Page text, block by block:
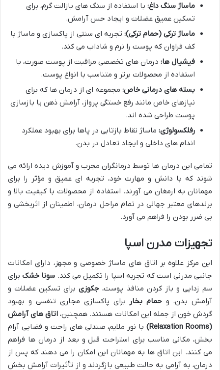
ماساژ سنگ داغ: با استفاده از سنگ های بازالت گرم، برای
تسکین عمیق عضلات و ایجاد حس آرامش.
ماساژ ترکی (حمام ترکی): تجربه ای سنتی از پاکسازی و ماساژ با
کف فراوان که پوست را نرم و شاداب می کند.
فیشیال ها: درمان های تخصصی مراقبت از پوست صورت، با
استفاده از محصولات برتر و متناسب با انواع پوست.
بسته های درمانی خاص: مجموعه ای از درمان ها که برای
نیازهای خاص مانند رفع خستگی پرواز، آرامش ذهن یا بازسازی
پوست طراحی شده اند.
رفلکسولوژی: ماساژ نقاط بازتابی در پاها برای بهبود عملکرد
اندام های داخلی و ایجاد تعادل در بدن.
تمامی این درمان ها توسط درمانگران مجرب و آموزش دیده ارائه می
شوند که با دانش و مهارت خود، تجربه ای عمیق و مؤثر را برای
مهمانان به ارمغان می آورند. استفاده از محصولات با کیفیت بالا و
برندهای معتبر جهانی در تمام مراحل درمان، اطمینان از اثربخشی و
بی ضرر بودن را فراهم می آورد.
تجهیزات مدرن اسپا
این مرکز علاوه بر اتاق های ماساژ خصوصی و مجهز، دارای امکانات
جانبی مدرنی است که تجربه اسپا را تکمیل می کند. سونا خشک برای
سم زدایی و باز کردن منافذ پوست، جکوزیبرای تسکین عضلات و
آرامش بدن، و حمام بخار برای پاکسازی مجاری تنفسی و بهبود
گردش خون از جمله این امکانات هستند. همچنین، اتاق های آرامش
(Relaxation Rooms)
با نور ملایم، صندلی های راحت و فضایی آرام
بخش، مکانی مناسب برای استراحت قبل و بعد از درمان ها فراهم
می کنند. این اتاق ها به مهمانان این امکان را می دهند که پس از
درمان، به آرامی به حالت طبیعی بازگردند و از تأثیرات آرامش بخش